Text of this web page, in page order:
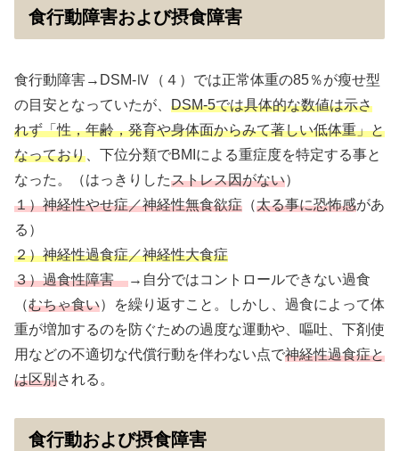
食行動障害および摂食障害
食行動障害→DSM-Ⅳ（４）では正常体重の85％が瘦せ型
の目安となっていたが、 DSM-5では具体的な数値は示さ
れず「性，年齢，発育や身体面からみて著しい低体重」と
なっており、下位分類でBMIによる重症度を特定する事と
なった。（はっきりしたストレス因がない）
１）神経性やせ症／神経性無食欲症 （太る事に恐怖感があ
る）
２）神経性過食症／神経性大食症
３）過食性障害→自分ではコントロールできない過食
（むちゃ食い）を繰り返すこと。しかし、過食によって体
重が増加するのを防ぐための過度な運動や、嘔吐、下剤使
用などの不適切な代償行動を伴わない点で神経性過食症と
は区別される。
食行動および摂食障害